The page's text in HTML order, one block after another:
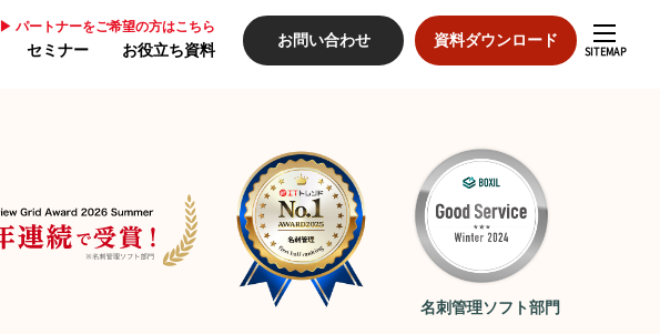
▶︎ パートナーをご希望の方はこちら
セミナー お役立ち資料 お問い合わせ 資料ダウンロード
SITEMAP
導入の流れ
名刺管理ソフト部門